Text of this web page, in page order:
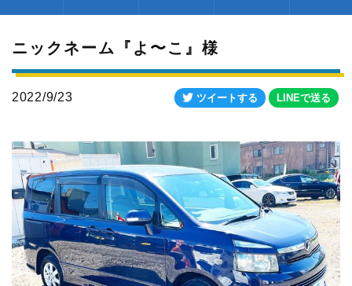
ニックネーム『よ〜こ』様
2022/9/23 ツイートする LINEで送る